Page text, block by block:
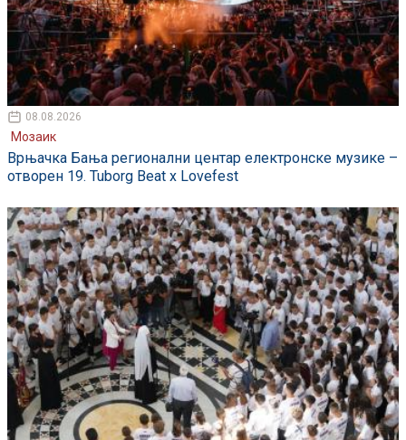
08.08.2026
Мозаик
Врњачка Бања регионални центар електронске музике –
отворен 19. Tuborg Beat x Lovefest